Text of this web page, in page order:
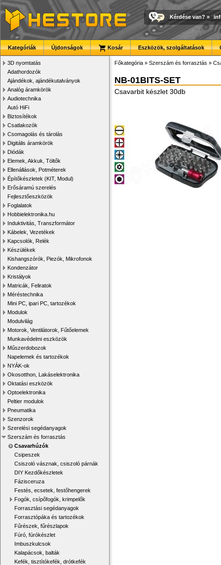
Kérdése van? »
Kategóriák Újdonságok Kosár Eszközök, szolgáltatások
3D nyomtatás
Adathordozók
Ajándékok, ajándékutalványok
Analóg áramkörök
Audiotechnika
Autó HiFi
Biztosítékok
Csatlakozók
Csomagolás és tárolás
Digitális áramkörök
Diódák
Elemek, Akkuk, Töltők
Ellenállások, Potméterek
Építőkészletek (KIT, Modul)
Erősáramú szerelés
Fejlesztőeszközök
Foglalatok
Hobbielektronika.hu
Induktivitás, Transzformátor
Kábelek, Vezetékek
Kapcsolók, Relék
Készülékek
Kishangszórók, Piezók, Mikrofonok
Kondenzátor
Kristályok
Matricák, Feliratok
Méréstechnika
Mini PC, ipari PC, tartozékok
Modulok
Modulvilág
Motorok, Ventilátorok, Fűtőelemek
Munkavédelmi eszközök
Műszerdobozok
Napelemek és tartozékok
NYÁK-ok
Okosotthon, Lakáselektronika
Oktatási eszközök
Optoelektronika
Peltier modulok
Pneumatika
Szenzorok
Szerelési segédanyagok
Szerszám és forrasztás
Csavarhúzók
Csipeszek
Csiszoló vásznak, csiszoló párnák
DIY Kezdőkészletek
Fázisceruza
Festés, ecsetek, festőhengerek
Fogók, csípőfogók, krimpelők
Forrasztási segédanyagok
Forrasztópáka és tartozékok
Fűrészek, fűrészlapok
Fúró, fúrókészlet
Imbuszkulcsok
Kalapácsok, balták
Kefék, tisztítókefék, drótkefék
Főkategória » Szerszám és forrasztás »
NB-01BITS-SET
Csavarbit készlet 30db